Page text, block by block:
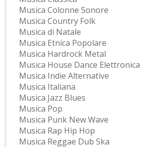
Musica Colonne Sonore
Musica Country Folk
Musica di Natale
Musica Etnica Popolare
Musica Hardrock Metal
Musica House Dance Elettronica
Musica Indie Alternative
Musica Italiana
Musica Jazz Blues
Musica Pop
Musica Punk New Wave
Musica Rap Hip Hop
Musica Reggae Dub Ska